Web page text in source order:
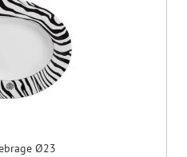
Ø23